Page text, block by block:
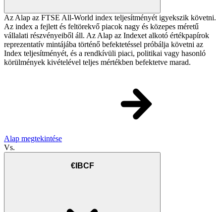
Az Alap az FTSE All-World index teljesítményét igyekszik követni.
Az index a fejlett és feltörekvő piacok nagy és közepes méretű
vállalati részvényeiből áll. Az Alap az Indexet alkotó értékpapírok
reprezentatív mintájába történő befektetéssel próbálja követni az
Index teljesítményét, és a rendkívüli piaci, politikai vagy hasonló
körülmények kivételével teljes mértékben befektetve marad.
Alap megtekintése
Vs.
€IBCF